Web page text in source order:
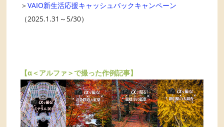
＞VAIO新生活応援キャッシュバックキャンペーン
（2025.1.31～5/30）
【α＜アルファ＞で撮った作例記事】